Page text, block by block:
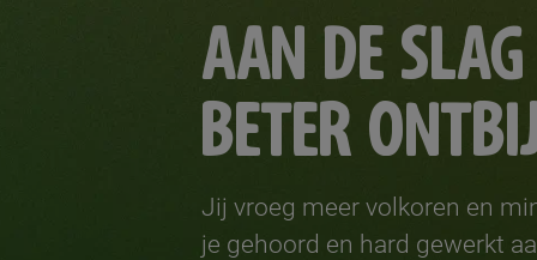
AAN DE
BETER
Jij vroeg meer volkoren en
je gehoord en hard gewerkt